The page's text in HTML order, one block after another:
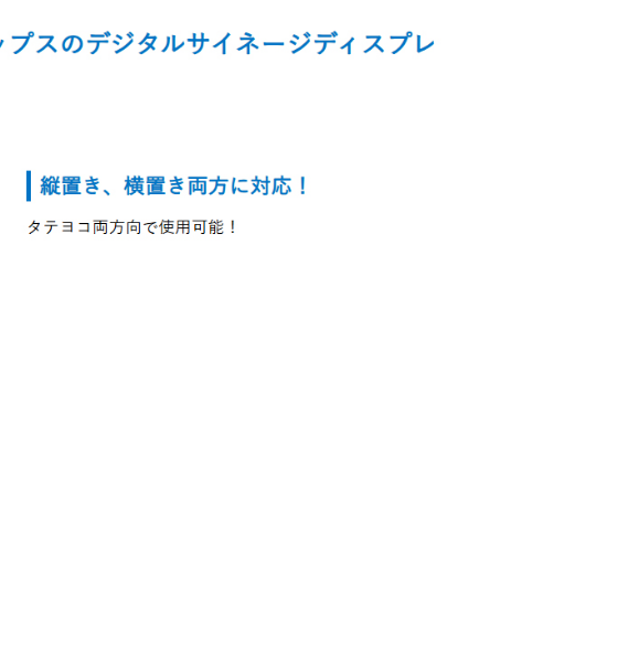
タブレッ
ト TA2C-
タブレッ
ト純正オ
プション
ン
教育
ーク
機器
導入